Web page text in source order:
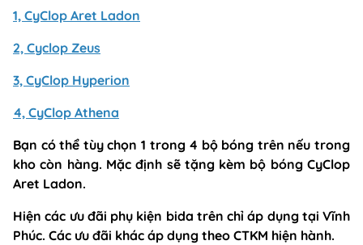
1, CyClop Aret Ladon
2, Cyclop Zeus
3, CyClop Hyperion
4, CyClop Athena
Bạn có thể tùy chọn 1 trong 4 bộ bóng trên nếu trong
kho còn hàng. Mặc định sẽ tặng kèm bộ bóng CyClop
Aret Ladon.
Hiện các ưu đãi phụ kiện bida trên chỉ áp dụng tại Vĩnh
Phúc. Các ưu đãi khác áp dụng theo CTKM hiện hành.